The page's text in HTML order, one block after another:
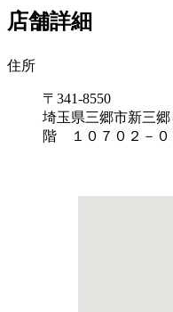
店舗詳細
住所
〒341-8550
埼玉県三郷市新三
階 １０７０２－０